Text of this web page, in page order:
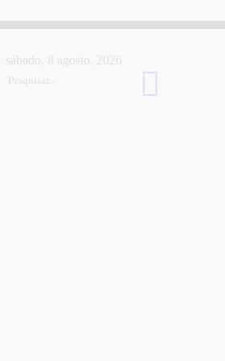
sábado, 8 agosto, 2026